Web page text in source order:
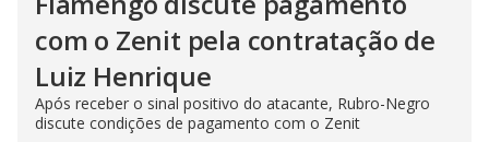
com o Zenit pela contratação de
Luiz Henrique
Após receber o sinal positivo do atacante, Rubro-Negro
discute condições de pagamento com o Zenit